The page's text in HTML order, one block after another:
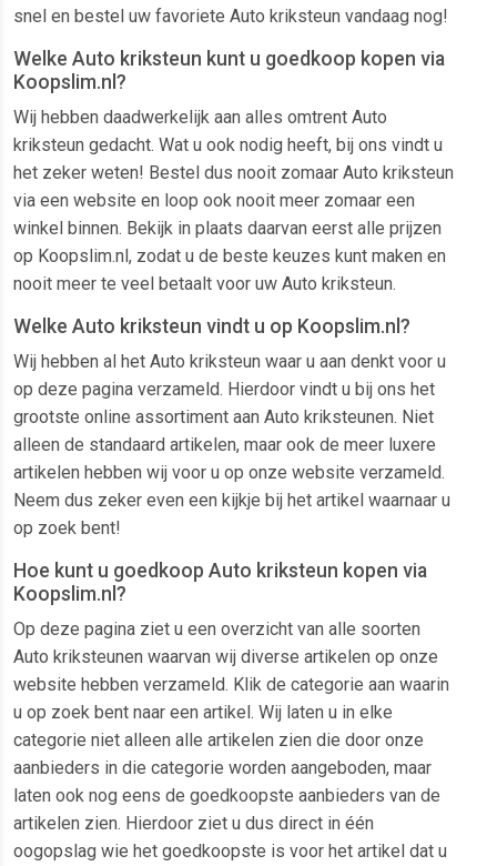
snel en bestel uw favoriete Auto kriksteun vandaag nog!
Welke Auto kriksteun kunt u goedkoop kopen via
Koopslim.nl?
Wij hebben daadwerkelijk aan alles omtrent Auto
kriksteun gedacht. Wat u ook nodig heeft, bij ons vindt u
het zeker weten! Bestel dus nooit zomaar Auto kriksteun
via een website en loop ook nooit meer zomaar een
winkel binnen. Bekijk in plaats daarvan eerst alle prijzen
op Koopslim.nl, zodat u de beste keuzes kunt maken en
nooit meer te veel betaalt voor uw Auto kriksteun.
Welke Auto kriksteun vindt u op Koopslim.nl?
Wij hebben al het Auto kriksteun waar u aan denkt voor u
op deze pagina verzameld. Hierdoor vindt u bij ons het
grootste online assortiment aan Auto kriksteunen. Niet
alleen de standaard artikelen, maar ook de meer luxere
artikelen hebben wij voor u op onze website verzameld.
Neem dus zeker even een kijkje bij het artikel waarnaar u
op zoek bent!
Hoe kunt u goedkoop Auto kriksteun kopen via
Koopslim.nl?
Op deze pagina ziet u een overzicht van alle soorten
Auto kriksteunen waarvan wij diverse artikelen op onze
website hebben verzameld. Klik de categorie aan waarin
u op zoek bent naar een artikel. Wij laten u in elke
categorie niet alleen alle artikelen zien die door onze
aanbieders in die categorie worden aangeboden, maar
laten ook nog eens de goedkoopste aanbieders van de
artikelen zien. Hierdoor ziet u dus direct in één
oogopslag wie het goedkoopste is voor het artikel dat u